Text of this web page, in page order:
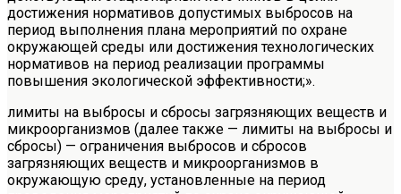
достижения нормативов допустимых выбросов на
период выполнения плана мероприятий по охране
окружающей среды или достижения технологических
нормативов на период реализации программы
повышения экологической эффективности;».
лимиты на выбросы и сбросы загрязняющих веществ и
микроорганизмов (далее также — лимиты на выбросы и
сбросы) — ограничения выбросов и сбросов
загрязняющих веществ и микроорганизмов в
окружающую среду, установленные на период